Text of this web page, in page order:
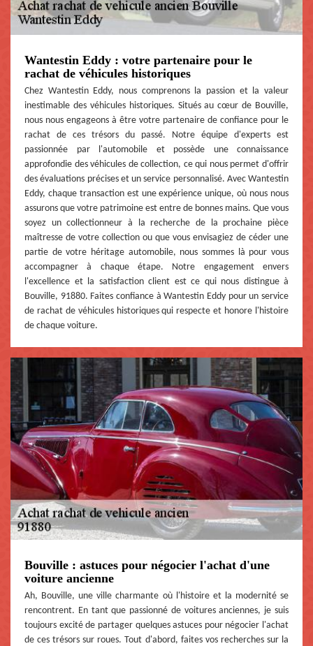
Wantestin Eddy : votre partenaire pour le
rachat de véhicules historiques
Chez Wantestin Eddy, nous comprenons la passion et la valeur
inestimable des véhicules historiques. Situés au cœur de Bouville,
nous nous engageons à être votre partenaire de confiance pour le
rachat de ces trésors du passé. Notre équipe d'experts est
passionnée par l'automobile et possède une connaissance
approfondie des véhicules de collection, ce qui nous permet d'offrir
des évaluations précises et un service personnalisé. Avec Wantestin
Eddy, chaque transaction est une expérience unique, où nous nous
assurons que votre patrimoine est entre de bonnes mains. Que vous
soyez un collectionneur à la recherche de la prochaine pièce
maîtresse de votre collection ou que vous envisagiez de céder une
partie de votre héritage automobile, nous sommes là pour vous
accompagner à chaque étape. Notre engagement envers
l'excellence et la satisfaction client est ce qui nous distingue à
Bouville, 91880. Faites confiance à Wantestin Eddy pour un service
de rachat de véhicules historiques qui respecte et honore l'histoire
de chaque voiture.
Bouville : astuces pour négocier l'achat d'une
voiture ancienne
Ah, Bouville, une ville charmante où l'histoire et la modernité se
rencontrent. En tant que passionné de voitures anciennes, je suis
toujours excité de partager quelques astuces pour négocier l'achat
de ces trésors sur roues. Tout d'abord, faites vos recherches sur la